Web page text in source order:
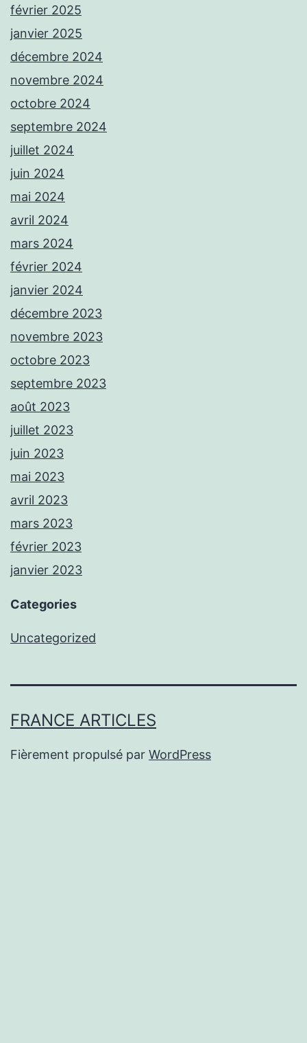
février 2025
janvier 2025
décembre 2024
novembre 2024
octobre 2024
septembre 2024
juillet 2024
juin 2024
mai 2024
avril 2024
mars 2024
février 2024
janvier 2024
décembre 2023
novembre 2023
octobre 2023
septembre 2023
août 2023
juillet 2023
juin 2023
mai 2023
avril 2023
mars 2023
février 2023
janvier 2023
Categories
Uncategorized
FRANCE ARTICLES
Fièrement propulsé par WordPress